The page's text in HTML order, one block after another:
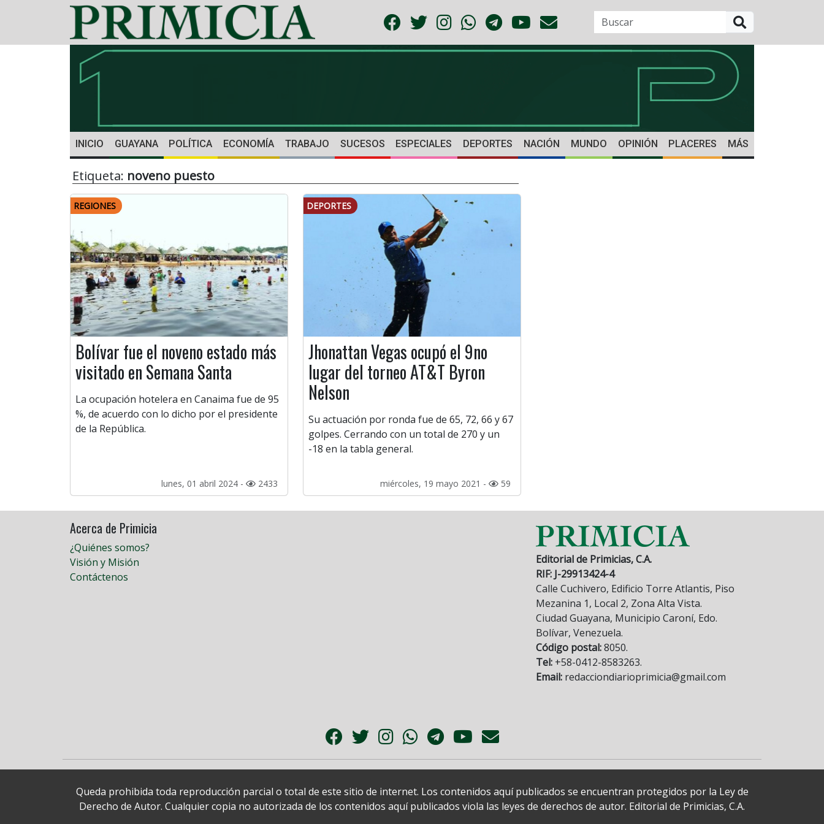
INICIO GUAYANA POLÍTICA ECONOMÍA TRABAJO SUCESOS ESPECIALES DEPORTES NACIÓN MUNDO OPINIÓN PLACERES MÁS
Etiqueta: noveno puesto
REGIONES
Bolívar fue el noveno estado más
visitado en Semana Santa
La ocupación hotelera en Canaima fue de 95
%, de acuerdo con lo dicho por el presidente
de la República.
lunes, 01 abril 2024 - 2433
DEPORTES
Jhonattan Vegas ocupó el 9no
lugar del torneo AT&T Byron
Nelson
Su actuación por ronda fue de 65, 72, 66 y 67
golpes. Cerrando con un total de 270 y un
-18 en la tabla general.
miércoles, 19 mayo 2021 - 59
Acerca de Primicia
¿Quiénes somos?
Visión y Misión
Contáctenos
Editorial de Primicias, C.A.
RIF: J-29913424-4
Calle Cuchivero, Edificio Torre Atlantis, Piso
Mezanina 1, Local 2, Zona Alta Vista.
Ciudad Guayana, Municipio Caroní, Edo.
Bolívar, Venezuela.
Código postal:8050.
Tel: +58-0412-8583263.
Email: redacciondiarioprimicia@gmail.com
Queda prohibida toda reproducción parcial o total de este sitio de internet. Los contenidos aquí publicados se encuentran protegidos por la Ley de
Derecho de Autor. Cualquier copia no autorizada de los contenidos aquí publicados viola las leyes de derechos de autor. Editorial de Primicias, C.A.